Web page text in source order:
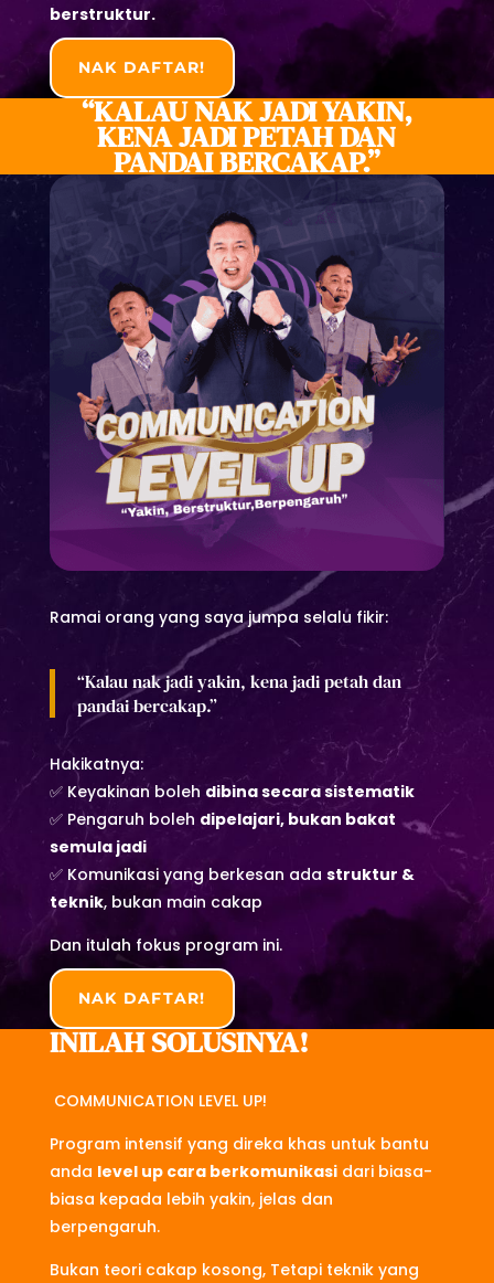
berstruktur.
NAK DAFTAR!
“KALAU NAK JADI YAKIN,
KENA JADI PETAH DAN
PANDAI BERCAKAP.”
Ramai orang yang saya jumpa selalu fikir:
“Kalau nak jadi yakin, kena jadi petah dan
pandai bercakap.”
Hakikatnya:
✅ Keyakinan boleh dibina secara sistematik
✅ Pengaruh boleh dipelajari, bukan bakat
semula jadi
✅ Komunikasi yang berkesan ada struktur &
teknik, bukan main cakap
Dan itulah fokus program ini.
NAK DAFTAR!
INILAH SOLUSINYA!
COMMUNICATION LEVEL UP!
Program intensif yang direka khas untuk bantu
anda level up cara berkomunikasidari biasa-
biasa kepada lebih yakin, jelas dan
berpengaruh.
Bukan teori cakap kosong, Tetapi teknik yang